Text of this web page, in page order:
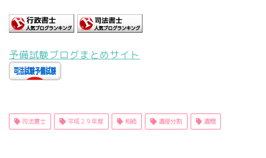
予備試験ブログまとめサイト
司法書士 平成２９年度 相続 遺産分割 遺贈